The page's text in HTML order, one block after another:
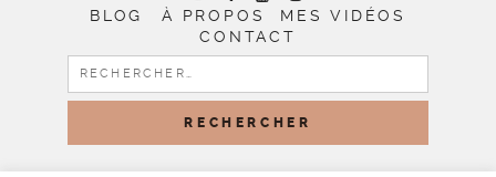
BLOG À PROPOS
MES VIDÉOS
CONTACT
RECHERCHER :